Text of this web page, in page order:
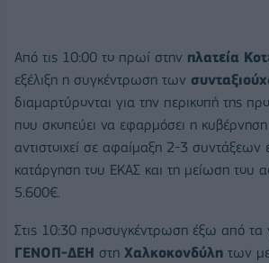
Από τις 10:00 το πρωί στην πλατεία
εξέλιξη η συγκέντρωση των
διαμαρτύρονται για την περικοπή της
που σκοπεύει να εφαρμόσει η
αντιστοιχεί σε αφαίμαξη 2-3 συντάξεων
κατάργηση του ΕΚΑΣ και τη μείωση του
5.600€.
Στις 10:30 προσυγκέντρωση έξω από τα
ΓΕΝΟΠ-ΔΕΗ στη Χαλκοκονδύλη των